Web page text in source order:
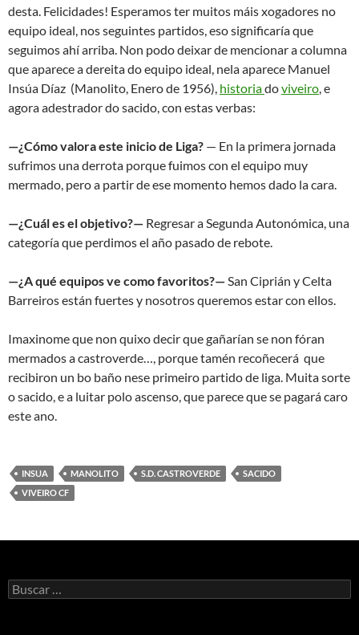
desta. Felicidades! Esperamos ter muitos máis xogadores no
equipo ideal, nos seguintes partidos, eso significaría que
seguimos ahí arriba. Non podo deixar de mencionar a columna
que aparece a dereita do equipo ideal, nela aparece Manuel
Insúa Díaz (Manolito, Enero de 1956), historiadoviveiro, e
agora adestrador do sacido, con estas verbas:
—¿Cómo valora este inicio de Liga? — En la primera jornada
sufrimos una derrota porque fuimos con el equipo muy
mermado, pero a partir de ese momento hemos dado la cara.
—¿Cuál es el objetivo?— Regresar a Segunda Autonómica, una
categoría que perdimos el año pasado de rebote.
—¿A qué equipos ve como favoritos?—San Ciprián y Celta
Barreiros están fuertes y nosotros queremos estar con ellos.
Imaxinome que non quixo decir que gañarían se non fóran
mermados a castroverde…, porque tamén recoñecerá que
recibiron un bo baño nese primeiro partido de liga. Muita sorte
o sacido, e a luitar polo ascenso, que parece que se pagará caro
este ano.
INSUA MANOLITO S.D. CASTROVERDE
SACIDO
VIVEIRO CF
Buscar: